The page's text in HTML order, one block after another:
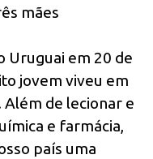
mães
Uruguai em 20 de
jovem viveu em
Além de lecionar e
e farmácia,
país uma